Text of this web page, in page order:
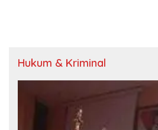
Hukum & Kriminal